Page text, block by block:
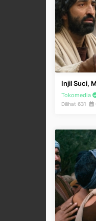
Injil Suci,
Tokomedia
Dilihat 631